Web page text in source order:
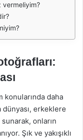
vermeliyim?
daha
erkeklere
onların
Şık ve yakışıklı